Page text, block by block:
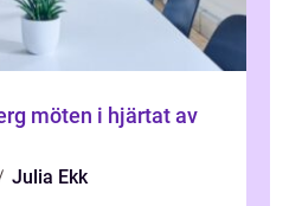
av
Julia Ekk